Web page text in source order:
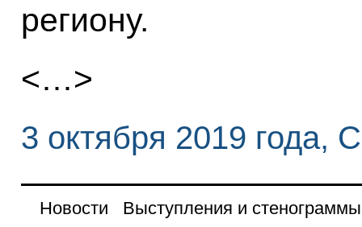
региону.
<…>
3 октября 2019 года,
Новости
Выступления и стенограммы